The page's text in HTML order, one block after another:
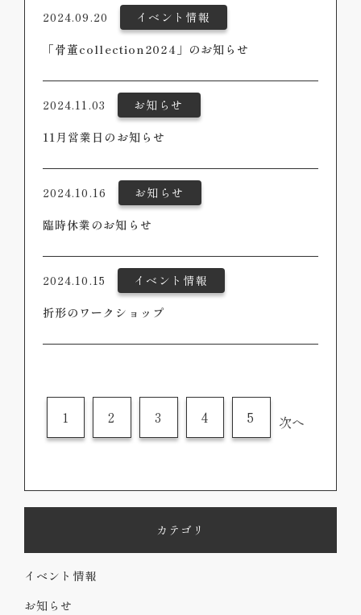
2024.09.20
イベント情報
「骨董collection2024」のお知らせ
2024.11.03
お知らせ
11月営業日のお知らせ
2024.10.16
お知らせ
臨時休業のお知らせ
2024.10.15
イベント情報
折形のワークショップ
1 2 3 4 5 次へ
カテゴリ
イベント情報
お知らせ